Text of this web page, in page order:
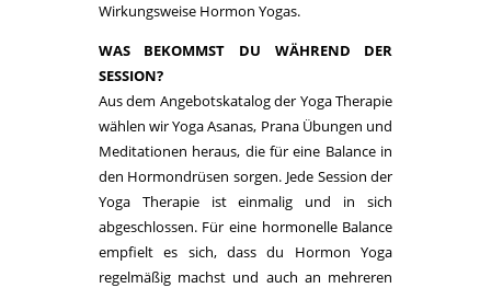
Wirkungsweise Hormon Yogas.
WAS BEKOMMST DU WÄHREND DER
SESSION?
Aus dem Angebotskatalog der Yoga Therapie
wählen wir Yoga Asanas, Prana Übungen und
Meditationen heraus, die für eine Balance in
den Hormondrüsen sorgen. Jede Session der
Yoga Therapie ist einmalig und in sich
abgeschlossen. Für eine hormonelle Balance
empfielt es sich, dass du Hormon Yoga
regelmäßig machst und auch an mehreren